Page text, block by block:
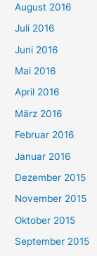
August 2016
Juli 2016
Juni 2016
Mai 2016
April 2016
März 2016
Februar 2016
Januar 2016
Dezember 2015
November 2015
Oktober 2015
September 2015